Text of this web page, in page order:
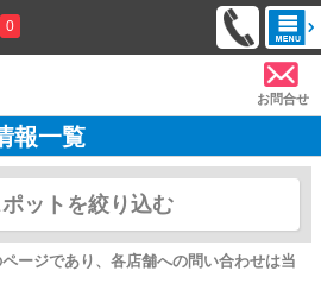
0
お問合せ
報一覧
ポットを絞り込む
ージであり、各店舗への問い合わせは当